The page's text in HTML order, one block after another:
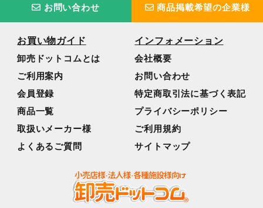
お問い合わせ 商品掲載希望の企業様
お買い物ガイド
卸売ドットコムとは
ご利用案内
会員登録
商品一覧
取扱いメーカー様
よくあるご質問
インフォメーション
会社概要
お問い合わせ
特定商取引法に基づく表記
プライバシーポリシー
ご利用規約
サイトマップ